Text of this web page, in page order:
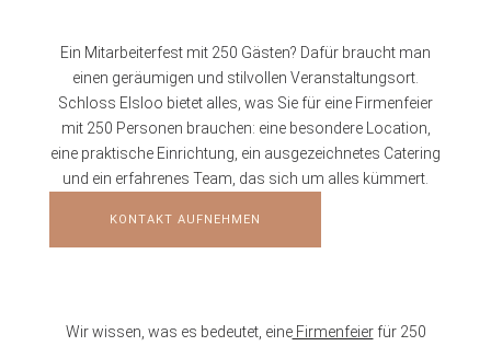
Ein Mitarbeiterfest mit 250 Gästen? Dafür braucht man
einen geräumigen und stilvollen Veranstaltungsort.
Schloss Elsloo bietet alles, was Sie für eine Firmenfeier
mit 250 Personen brauchen: eine besondere Location,
eine praktische Einrichtung, ein ausgezeichnetes Catering
und ein erfahrenes Team, das sich um alles kümmert.
KONTAKT AUFNEHMEN
Wir wissen, was es bedeutet, eineFirmenfeierfür 250